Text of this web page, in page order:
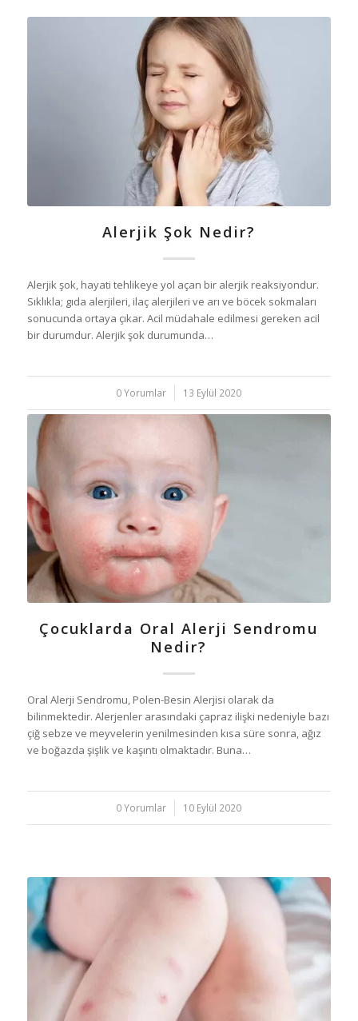
Alerjik Şok Nedir?
Alerjik şok, hayati tehlikeye yol açan bir alerjik reaksiyondur.
Sıklıkla; gıda alerjileri, ilaç alerjileri ve arı ve böcek sokmaları
sonucunda ortaya çıkar. Acil müdahale edilmesi gereken acil
bir durumdur. Alerjik şok durumunda…
0 Yorumlar
/ 13 Eylül 2020
Çocuklarda Oral Alerji Sendromu
Nedir?
Oral Alerji Sendromu, Polen-Besin Alerjisi olarak da
bilinmektedir. Alerjenler arasındaki çapraz ilişki nedeniyle bazı
çiğ sebze ve meyvelerin yenilmesinden kısa süre sonra, ağız
ve boğazda şişlik ve kaşıntı olmaktadır. Buna…
0 Yorumlar
/ 10 Eylül 2020